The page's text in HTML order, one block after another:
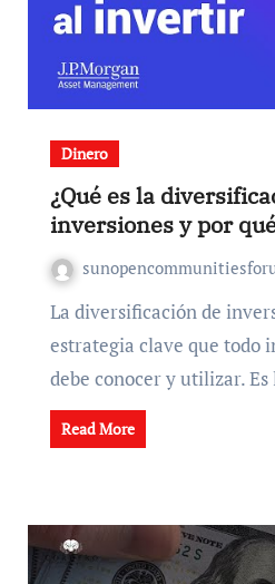
Dinero
¿Qué es la
inversiones y por
La diversificación de inversiones es una
estrategia clave que todo
debe conocer y utilizar.
Read More